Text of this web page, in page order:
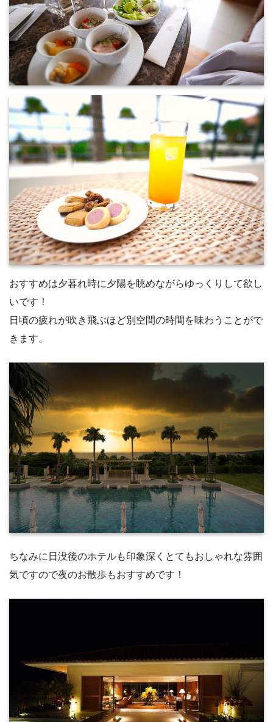
おすすめは夕暮れ時に夕陽を眺めながらゆっくりして欲し
いです！
日頃の疲れが吹き飛ぶほど別空間の時間を味わうことがで
きます。
ちなみに日没後のホテルも印象深くとてもおしゃれな雰囲
気ですので夜のお散歩もおすすめです！